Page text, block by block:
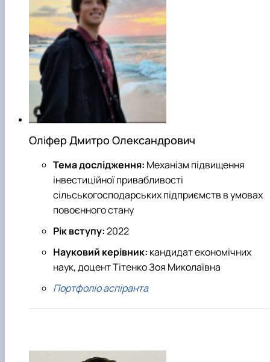
Оліфер Дмитро Олександрович
Тема дослідження: Механізм підвищення
інвестиційної привабливості
сільськогосподарських підприємств в умовах
повоєнного стану
Рік вступу:2022
Науковий керівник: кандидат економічних
наук, доцент Тітенко Зоя Миколаївна
Портфоліо аспіранта